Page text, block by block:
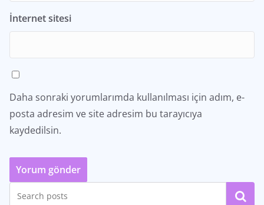
İnternet sitesi
Daha sonraki yorumlarımda kullanılması için adım, e-
posta adresim ve site adresim bu tarayıcıya
kaydedilsin.
Ara